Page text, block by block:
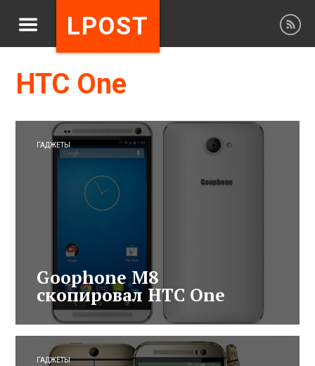
LPOST
HTC One
ГАДЖЕТЫ
Goophone M8
скопировал HTC One
ГАДЖЕТЫ